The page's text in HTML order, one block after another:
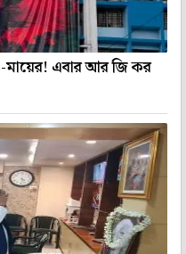
মায়ের! এবার আর জি কর